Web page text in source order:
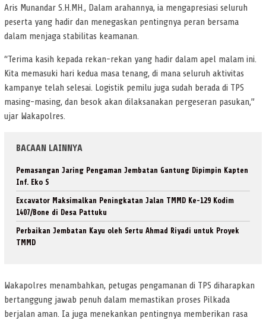
Aris Munandar S.H.MH., Dalam arahannya, ia mengapresiasi seluruh
peserta yang hadir dan menegaskan pentingnya peran bersama
dalam menjaga stabilitas keamanan.
“Terima kasih kepada rekan-rekan yang hadir dalam apel malam ini.
Kita memasuki hari kedua masa tenang, di mana seluruh aktivitas
kampanye telah selesai. Logistik pemilu juga sudah berada di TPS
masing-masing, dan besok akan dilaksanakan pergeseran pasukan,”
ujar Wakapolres.
BACAAN LAINNYA
Pemasangan Jaring Pengaman Jembatan Gantung Dipimpin Kapten
Inf. Eko S
Excavator Maksimalkan Peningkatan Jalan TMMD Ke-129 Kodim
1407/Bone di Desa Pattuku
Perbaikan Jembatan Kayu oleh Sertu Ahmad Riyadi untuk Proyek
TMMD
Wakapolres menambahkan, petugas pengamanan di TPS diharapkan
bertanggung jawab penuh dalam memastikan proses Pilkada
berjalan aman. Ia juga menekankan pentingnya memberikan rasa